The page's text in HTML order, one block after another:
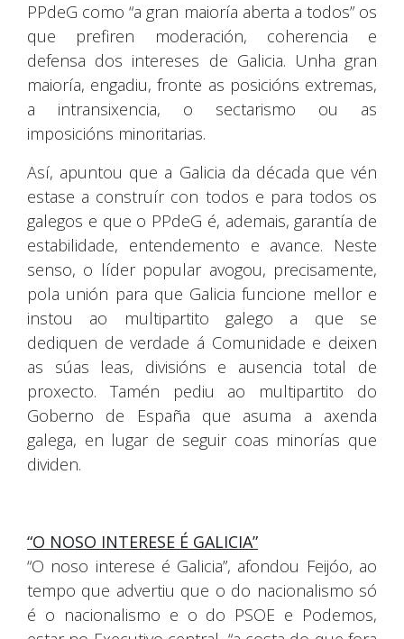
PPdeG como “a gran maioría aberta a todos” os
que prefiren moderación, coherencia e
defensa dos intereses de Galicia. Unha gran
maioría, engadiu, fronte as posicións extremas,
a intransixencia, o sectarismo ou as
imposicións minoritarias.
Así, apuntou que a Galicia da década que vén
estase a construír con todos e para todos os
galegos e que o PPdeG é, ademais, garantía de
estabilidade, entendemento e avance. Neste
senso, o líder popular avogou, precisamente,
pola unión para que Galicia funcione mellor e
instou ao multipartito galego a que se
dediquen de verdade á Comunidade e deixen
as súas leas, divisións e ausencia total de
proxecto. Tamén pediu ao multipartito do
Goberno de España que asuma a axenda
galega, en lugar de seguir coas minorías que
dividen.
“O NOSO INTERESE É GALICIA”
“O noso interese é Galicia”, afondou Feijóo, ao
tempo que advertiu que o do nacionalismo só
é o nacionalismo e o do PSOE e Podemos,